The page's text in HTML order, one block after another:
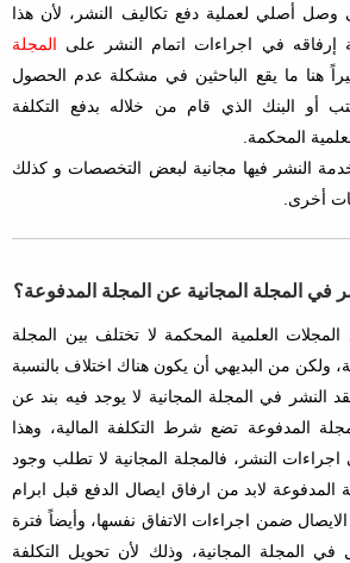
أصلي لعملية دفع تكاليف النشر، لأن هذا
إرفاقه في اجراءات اتمام النشر على المجلة
هنا ما يقع الباحثين في مشكلة عدم الحصول
البنك الذي قام من خلاله بدفع التكلفة
المحكمة.
النشر فيها مجانية لبعض التخصصات و كذلك
أخرى.
المجلة المجانية عن المجلة المدفوعة؟
العلمية المحكمة لا تختلف بين المجلة
ولكن من البديهي أن يكون هناك اختلاف بالنسبة
النشر في المجلة المجانية لا يوجد فيه بند عن
المدفوعة تضع شرط التكلفة المالية، وهذا
النشر، فالمجلة المجانية لا تطلب وجود
المدفوعة لابد من ارفاق ايصال الدفع قبل ابرام
ضمن اجراءات الاتفاق نفسها، وأيضاً فترة
المجلة المجانية، وذلك لأن تحويل التكلفة